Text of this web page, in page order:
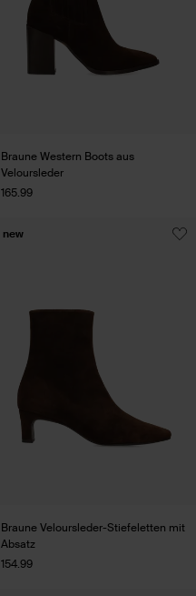
Braune Western Boots aus
Veloursleder
165.99
Braune Veloursleder-Stiefeletten mit
Absatz
154.99
new